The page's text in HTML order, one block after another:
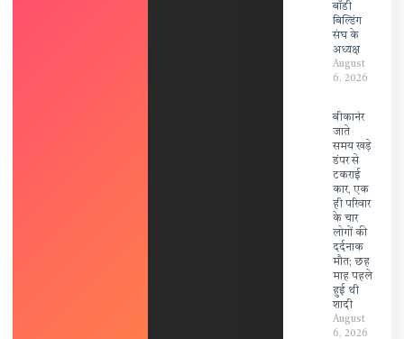
बॉडी
बिल्डिंग
संघ के
अध्यक्ष
August
6, 2026
बीकानेर
जाते
समय खड़े
डंपर से
टकराई
कार, एक
ही परिवार
के चार
लोगों की
दर्दनाक
मौत; छह
माह पहले
हुई थी
शादी
August
6, 2026